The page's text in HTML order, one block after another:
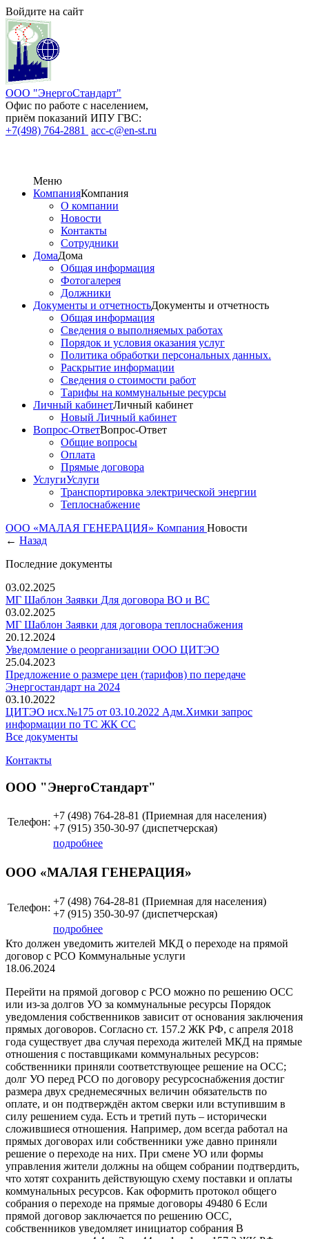
Войдите на сайт
ООО "ЭнергоСтандарт"
Офис по работе с населением,
приём показаний ИПУ ГВС:
+7(498) 764-2881
acc-c@en-st.ru
Меню
КомпанияКомпания
О компании
Новости
Контакты
Сотрудники
ДомаДома
Общая информация
Фотогалерея
Должники
Документы и отчетностьДокументы и отчетность
Общая информация
Сведения о выполняемых работах
Порядок и условия оказания услуг
Политика обработки персональных данных.
Раскрытие информации
Сведения о стоимости работ
Тарифы на коммунальные ресурсы
Личный кабинетЛичный кабинет
Новый Личный кабинет
Вопрос-ОтветВопрос-Ответ
Общие вопросы
Оплата
Прямые договора
УслугиУслуги
Транспортировка электрической энергии
Теплоснабжение
ООО «МАЛАЯ ГЕНЕРАЦИЯ» Компания Новости
← Назад
Последние документы
03.02.2025
МГ Шаблон Заявки Для договора ВО и ВС
03.02.2025
МГ Шаблон Заявки для договора теплоснабжения
20.12.2024
Уведомление о реорганизации ООО ЦИТЭО
25.04.2023
Предложение о размере цен (тарифов) по передаче
Энергостандарт на 2024
03.10.2022
ЦИТЭО исх.№175 от 03.10.2022 Адм.Химки запрос
информации по ТС ЖК СС
Все документы
Контакты
ООО "ЭнергоСтандарт"
Телефон:
+7 (498) 764-28-81 (Приемная для населения)
+7 (915) 350-30-97 (диспетчерская)
подробнее
ООО «МАЛАЯ ГЕНЕРАЦИЯ»
Телефон:
+7 (498) 764-28-81 (Приемная для населения)
+7 (915) 350-30-97 (диспетчерская)
подробнее
Кто должен уведомить жителей МКД о переходе на прямой
договор с РСО Коммунальные услуги
18.06.2024
Перейти на прямой договор с РСО можно по решению ОСС
или из-за долгов УО за коммунальные ресурсы Порядок
уведомления собственников зависит от основания заключения
прямых договоров. Согласно ст. 157.2 ЖК РФ, с апреля 2018
года существует два случая перехода жителей МКД на прямые
отношения с поставщиками коммунальных ресурсов:
собственники приняли соответствующее решение на ОСС;
долг УО перед РСО по договору ресурсоснабжения достиг
размера двух среднемесячных величин обязательств по
оплате, и он подтверждён актом сверки или вступившим в
силу решением суда. Есть и третий путь – исторически
сложившиеся отношения. Например, дом всегда работал на
прямых договорах или собственники уже давно приняли
решение о переходе на них. При смене УО или формы
управления жители должны на общем собрании подтвердить,
что хотят сохранить действующую схему поставки и оплаты
коммунальных ресурсов. Как оформить протокол общего
собрания о переходе на прямые договоры 49480 6 Если
прямой договор заключается по решению ОСС,
собственников уведомляет инициатор собрания В